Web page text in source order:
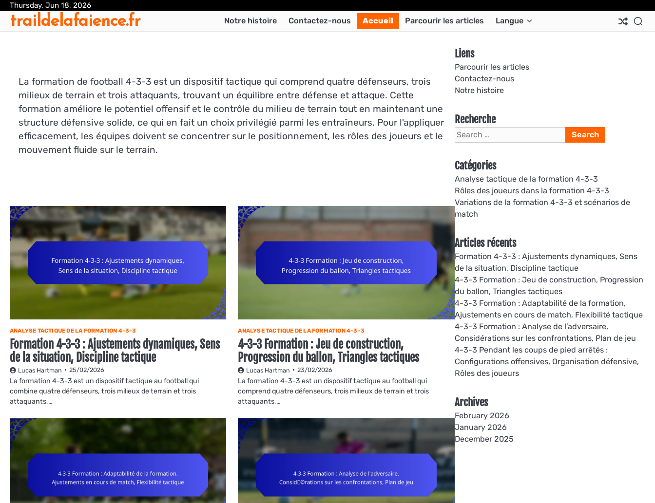
Skip
content
Thursday, Jun 18, 2026
traildelafaience.fr Notre histoire Contactez-nous Accueil Parcourir les articles Langue
La formation de football 4-3-3 est un dispositif tactique qui comprend quatre défenseurs, trois
milieux de terrain et trois attaquants, trouvant un équilibre entre défense et attaque. Cette
formation améliore le potentiel offensif et le contrôle du milieu de terrain tout en maintenant une
structure défensive solide, ce qui en fait un choix privilégié parmi les entraîneurs. Pour l'appliquer
efficacement, les équipes doivent se concentrer sur le positionnement, les rôles des joueurs et le
mouvement fluide sur le terrain.
ANALYSE TACTIQUE DE LA FORMATION 4-3-3
Formation 4-3-3 : Ajustements dynamiques, Sens
de la situation, Discipline tactique
Lucas Hartman 25/02/2026
La formation 4-3-3 est un dispositif tactique au football qui
combine quatre défenseurs, trois milieux de terrain et trois
attaquants,…
ANALYSE TACTIQUE DE LA FORMATION 4-3-3
4-3-3 Formation : Jeu de construction,
Progression du ballon, Triangles tactiques
Lucas Hartman 23/02/2026
La formation 4-3-3 est un dispositif tactique au football qui
comprend quatre défenseurs, trois milieux de terrain et trois
attaquants,…
Liens
Parcourir les articles
Contactez-nous
Notre histoire
Recherche
Search
for:
Catégories
Analyse tactique de la formation 4-3-3
Rôles des joueurs dans la formation 4-3-3
Variations de la formation 4-3-3 et scénarios de
match
Articles récents
Formation 4-3-3 : Ajustements dynamiques, Sens
de la situation, Discipline tactique
4-3-3 Formation : Jeu de construction, Progression
du ballon, Triangles tactiques
4-3-3 Formation : Adaptabilité de la formation,
Ajustements en cours de match, Flexibilité tactique
4-3-3 Formation : Analyse de l’adversaire,
Considérations sur les confrontations, Plan de jeu
4-3-3 Pendant les coups de pied arrêtés :
Configurations offensives, Organisation défensive,
Rôles des joueurs
Archives
February 2026
January 2026
December 2025